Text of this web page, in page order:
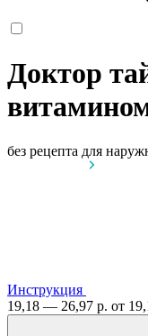
Доктор
без рецепта для
Инструкция
19,18 — 26,97 р. от